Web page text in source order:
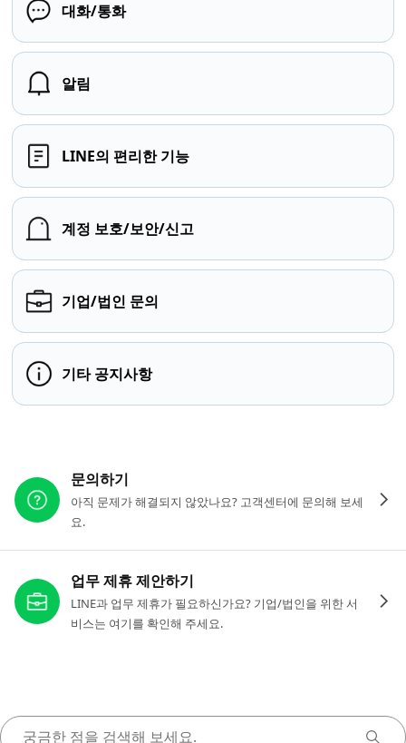
대화/통화
알림
LINE의 편리한 기능
계정 보호/보안/신고
기업/법인 문의
기타 공지사항
문의하기
아직 문제가 해결되지 않았나요? 고객센터에 문의해 보세
요.
업무 제휴 제안하기
LINE과 업무 제휴가 필요하신가요? 기업/법인을 위한 서
비스는 여기를 확인해 주세요.